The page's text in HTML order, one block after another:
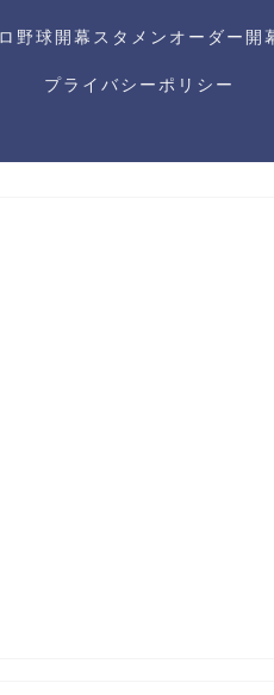
野球開幕スタメンオーダー
プライバシーポリシー